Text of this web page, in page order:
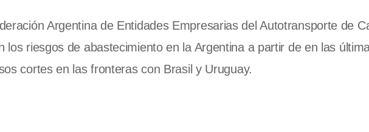
Argentina de Entidades Empresarias del Autotransporte de
los riesgos de abastecimiento en la Argentina a partir de en las
cortes en las fronteras con Brasil y Uruguay.